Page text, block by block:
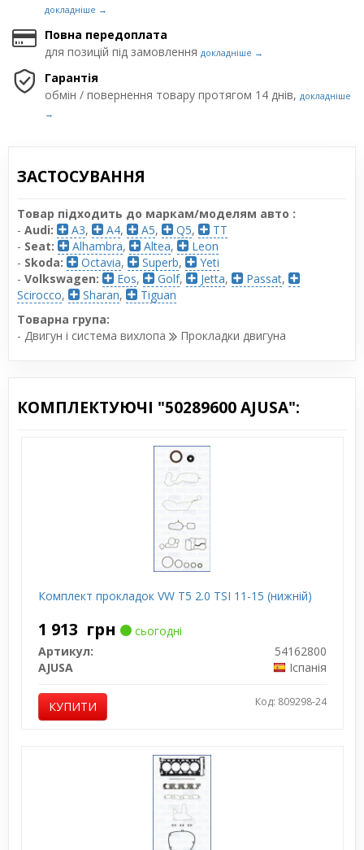
докладніше →
Повна передоплата
для позицій під замовлення докладніше →
Гарантія
обмін / повернення товару протягом 14 днів, докладніше
→
ЗАСТОСУВАННЯ
Товар підходить до маркам/моделям авто :
- Audi: A3, A4, A5, Q5,
TT
- Seat: Alhambra, Altea,
Leon
- Skoda: Octavia, Superb,
Yeti
- Volkswagen: Eos, Golf, Jetta, Passat,
Scirocco, Sharan,
Tiguan
Товарна група:
- Двигун і система вихлопа
Прокладки двигуна
КОМПЛЕКТУЮЧІ "50289600 AJUSA":
Комплект прокладок VW T5 2.0 TSI 11-15 (нижній)
1 913 грн
сьогодні
Артикул:
54162800
AJUSA
Іспанія
КУПИТИ Код: 809298-24